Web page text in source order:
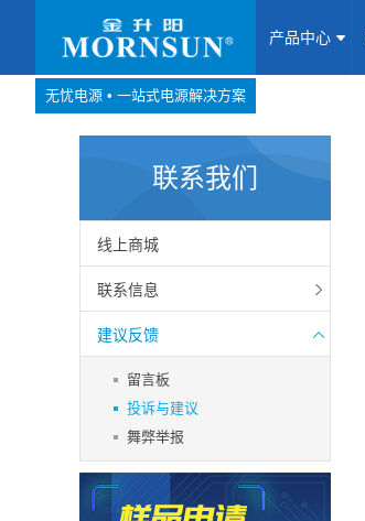
无忧电源 • 一站式电源解决方案
产品中心
网站地图
Website map
联系我们
线上商城
联系信息
建议反馈
留言板
投诉与建议
舞弊举报